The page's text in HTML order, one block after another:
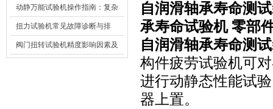
验机的完整测试步骤
动静万能试验机操作指南：复杂
动态测试的标准化流程
扭力试验机常见故障诊断与排
除：从传感器信号异常到机械传
阀门扭转试验机精度影响因素及
自润滑轴承寿命测
承寿命试验机 零部
自润滑轴承寿命测
构件疲劳试验机可
进行动静态性能试
器上置。